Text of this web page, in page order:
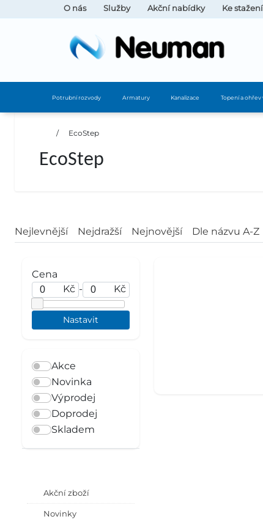
O nás Služby Akční nabídky Ke stažení
Potrubní rozvody Armatury Kanalizace Topení a ohřev
/ EcoStep
EcoStep
Nejlevnější Nejdražší Nejnovější Dle názvu A-Z
Cena
Kč - Kč
Akce
Novinka
Výprodej
Doprodej
Skladem
Akční zboží
Novinky